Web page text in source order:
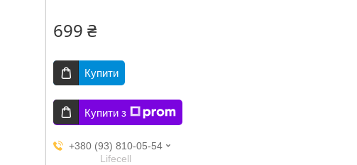
699 ₴
Купити
Купити з
+380 (93) 810-05-54
Lifecell